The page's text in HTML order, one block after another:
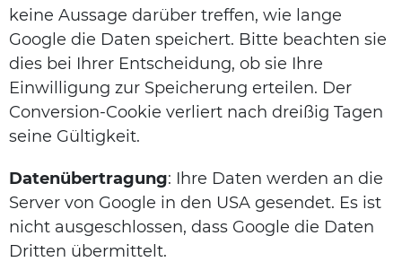
keine Aussage darüber treffen, wie lange
Google die Daten speichert. Bitte beachten sie
dies bei Ihrer Entscheidung, ob sie Ihre
Einwilligung zur Speicherung erteilen. Der
Conversion-Cookie verliert nach dreißig Tagen
seine Gültigkeit.
Datenübertragung: Ihre Daten werden an die
Server von Google in den USA gesendet. Es ist
nicht ausgeschlossen, dass Google die Daten
Dritten übermittelt.